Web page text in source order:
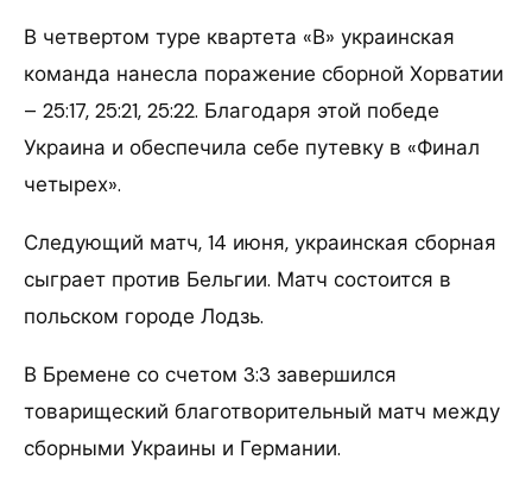
В четвертом туре квартета «В» украинская
команда нанесла поражение сборной Хорватии
– 25:17, 25:21, 25:22. Благодаря этой победе
Украина и обеспечила себе путевку в «Финал
четырех».
Следующий матч, 14 июня, украинская сборная
сыграет против Бельгии. Матч состоится в
польском городе Лодзь.
В Бремене со счетом 3:3 завершился
товарищеский благотворительный матч между
сборными Украины и Германии.